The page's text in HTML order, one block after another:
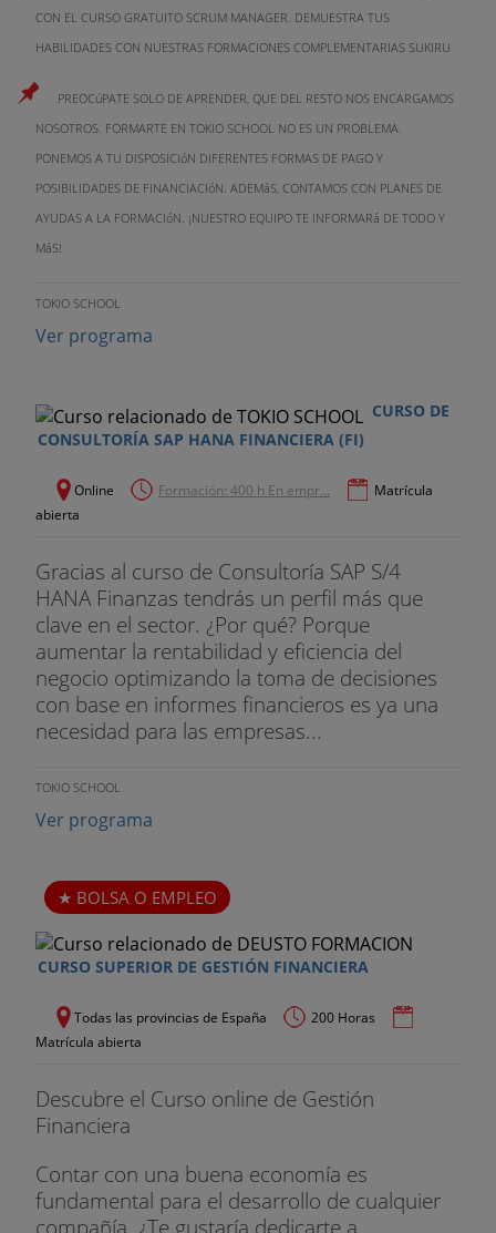
CON EL CURSO GRATUITO SCRUM MANAGER. DEMUESTRA TUS
HABILIDADES CON NUESTRAS FORMACIONES COMPLEMENTARIAS SUKIRU
PREOCúPATE SOLO DE APRENDER, QUE DEL RESTO NOS ENCARGAMOS
NOSOTROS. FORMARTE EN TOKIO SCHOOL NO ES UN PROBLEMA.
PONEMOS A TU DISPOSICIóN DIFERENTES FORMAS DE PAGO Y
POSIBILIDADES DE FINANCIACIóN. ADEMáS, CONTAMOS CON PLANES DE
AYUDAS A LA FORMACIóN. ¡NUESTRO EQUIPO TE INFORMARá DE TODO Y
MáS!
TOKIO SCHOOL
Ver programa
CURSO DE
CONSULTORÍA SAP HANA FINANCIERA (FI)
Online Formación: 400 h En empr...
Matrícula
abierta
Gracias al curso de Consultoría SAP S/4
HANA Finanzas tendrás un perfil más que
clave en el sector. ¿Por qué? Porque
aumentar la rentabilidad y eficiencia del
negocio optimizando la toma de decisiones
con base en informes financieros es ya una
necesidad para las empresas...
TOKIO SCHOOL
Ver programa
BOLSA O EMPLEO
CURSO SUPERIOR DE GESTIÓN FINANCIERA
Todas las provincias de España
200 Horas
Matrícula abierta
Descubre el Curso online de Gestión
Financiera
Contar con una buena economía es
fundamental para el desarrollo de cualquier
compañía. ¿Te gustaría dedicarte a